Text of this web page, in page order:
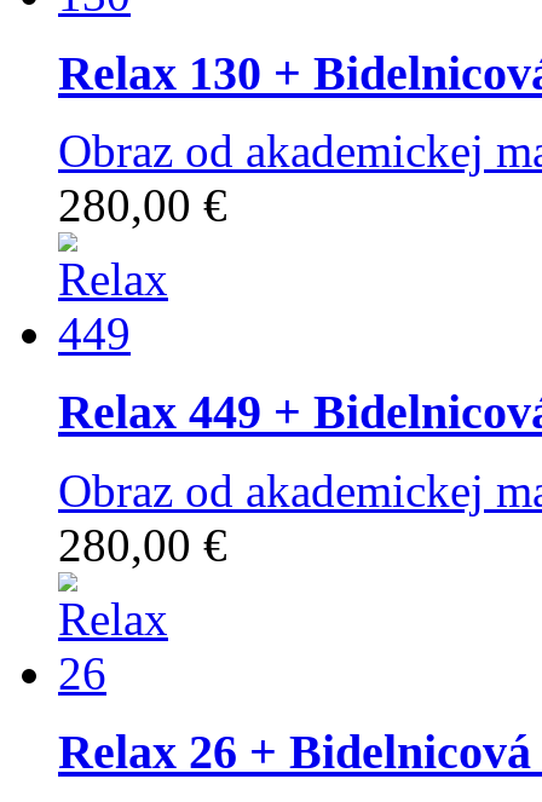
Relax 130 +
Obraz od akademickej
280,00 €
Relax 449 +
Obraz od akademickej
280,00 €
Relax 26 +